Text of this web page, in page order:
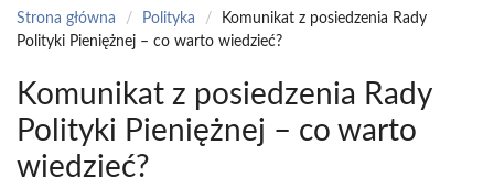
Strona główna / Polityka /
Komunikat z posiedzenia Rady
Polityki Pieniężnej – co warto wiedzieć?
Komunikat z posiedzenia Rady
Polityki Pieniężnej – co warto
wiedzieć?